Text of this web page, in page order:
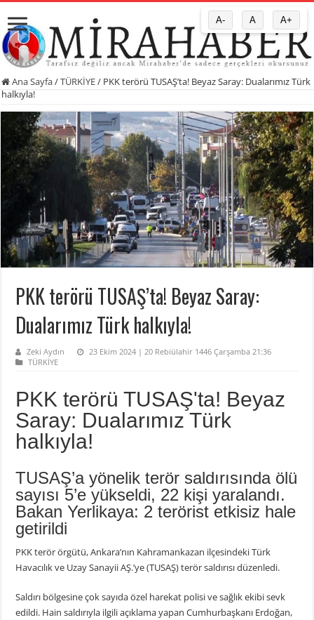
Ana Sayfa/TÜRKİYE/ PKK terörü TUSAŞ’ta! Beyaz Saray: Dualarımız Türk
halkıyla!
PKK terörü TUSAŞ’ta! Beyaz Saray:
Dualarımız Türk halkıyla!
Zeki Aydın
23 Ekim 2024 | 20 Rebiülahir 1446 Çarşamba 21:36
TÜRKİYE
PKK terörü TUSAŞ'ta! Beyaz
Saray: Dualarımız Türk
halkıyla!
TUSAŞ’a yönelik terör saldırısında ölü
sayısı 5’e yükseldi, 22 kişi yaralandı.
Bakan Yerlikaya: 2 terörist etkisiz hale
getirildi
PKK terör örgütü, Ankara’nın Kahramankazan ilçesindeki Türk
Havacılık ve Uzay Sanayii AŞ.’ye (TUSAŞ) terör saldırısı düzenledi.
Saldırı bölgesine çok sayıda özel harekat polisi ve sağlık ekibi sevk
edildi. Hain saldırıyla ilgili açıklama yapan Cumhurbaşkanı Erdoğan,
A- A A+